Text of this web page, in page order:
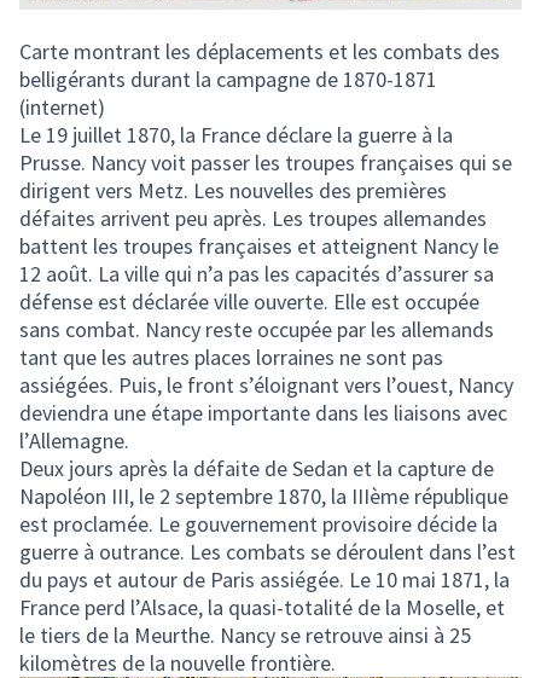
Carte montrant les déplacements et les combats des
belligérants durant la campagne de 1870-1871
(internet)
Le 19 juillet 1870, la France déclare la guerre à la
Prusse. Nancy voit passer les troupes françaises qui se
dirigent vers Metz. Les nouvelles des premières
défaites arrivent peu après. Les troupes allemandes
battent les troupes françaises et atteignent Nancy le
12 août. La ville qui n’a pas les capacités d’assurer sa
défense est déclarée ville ouverte. Elle est occupée
sans combat. Nancy reste occupée par les allemands
tant que les autres places lorraines ne sont pas
assiégées. Puis, le front s’éloignant vers l’ouest, Nancy
deviendra une étape importante dans les liaisons avec
l’Allemagne.
Deux jours après la défaite de Sedan et la capture de
Napoléon III, le 2 septembre 1870, la IIIème république
est proclamée. Le gouvernement provisoire décide la
guerre à outrance. Les combats se déroulent dans l’est
du pays et autour de Paris assiégée. Le 10 mai 1871, la
France perd l’Alsace, la quasi-totalité de la Moselle, et
le tiers de la Meurthe. Nancy se retrouve ainsi à 25
kilomètres de la nouvelle frontière.